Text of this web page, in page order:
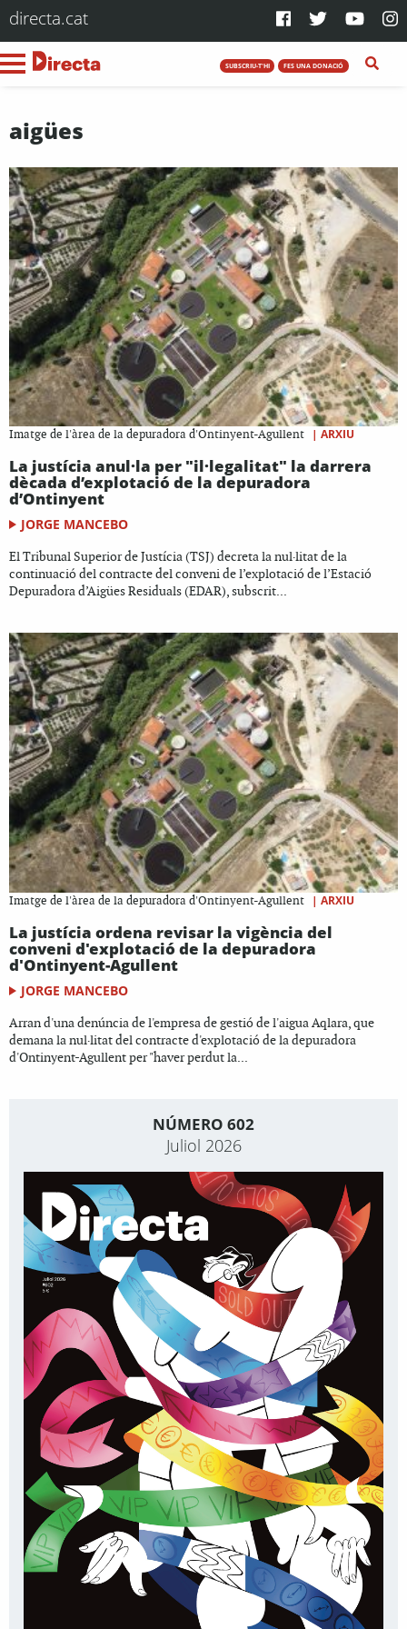
directa.cat
SUBSCRIU-T'HI FES UNA DONACIÓ
aigües
Imatge de l'àrea de la depuradora d'Ontinyent-Agullent | ARXIU
La justícia anul·la per "il·legalitat" la darrera
dècada d’explotació de la depuradora
d’Ontinyent
JORGE MANCEBO
El Tribunal Superior de Justícia (TSJ) decreta la nul·litat de la
continuació del contracte del conveni de l’explotació de l’Estació
Depuradora d’Aigües Residuals (EDAR), subscrit...
Imatge de l'àrea de la depuradora d'Ontinyent-Agullent | ARXIU
La justícia ordena revisar la vigència del
conveni d'explotació de la depuradora
d'Ontinyent-Agullent
JORGE MANCEBO
Arran d'una denúncia de l'empresa de gestió de l'aigua Aqlara, que
demana la nul·litat del contracte d'explotació de la depuradora
d'Ontinyent-Agullent per "haver perdut la...
NÚMERO 602
Juliol 2026